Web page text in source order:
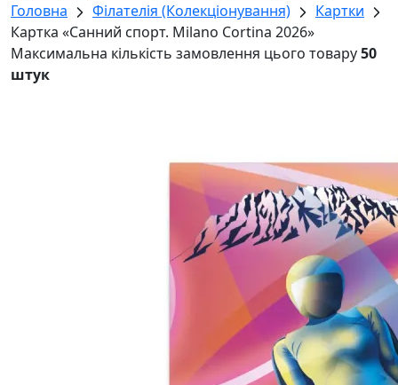
Головна
Філателія (Колекціонування)
Картки
Картка «Cанний спорт. Milano Cortina 2026»
Максимальна кількість замовлення цього товару50
штук